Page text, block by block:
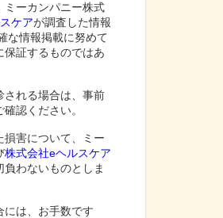
ミーカンパニー株式
ケアが調査した情報
な情報掲載に努めて
保証するものではあ
される場合は、事前
認ください。
損害について、ミー
株式会社eヘルスケア
わないものとしま
には、お手数です